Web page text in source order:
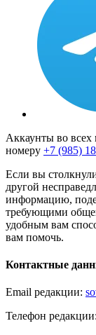
Аккаунты во
номеру +7 (985)
Если вы
другой
информацию,
требующими
удобным вам
вам помочь.
Контактные
Email редакции:
Телефон редакции: